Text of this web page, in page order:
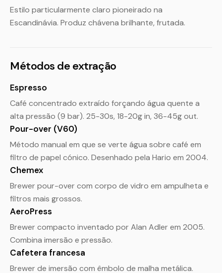
Estilo particularmente claro pioneirado na
Escandinávia. Produz chávena brilhante, frutada.
Métodos de extração
Espresso
Café concentrado extraído forçando água quente a
alta pressão (9 bar). 25-30s, 18-20g in, 36-45g out.
Pour-over (V60)
Método manual em que se verte água sobre café em
filtro de papel cónico. Desenhado pela Hario em 2004.
Chemex
Brewer pour-over com corpo de vidro em ampulheta e
filtros mais grossos.
AeroPress
Brewer compacto inventado por Alan Adler em 2005.
Combina imersão e pressão.
Cafetera francesa
Brewer de imersão com êmbolo de malha metálica.